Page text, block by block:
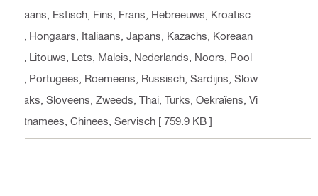
paans, Estisch, Fins, Frans, Hebreeuws, Kroatisc
h, Hongaars, Italiaans, Japans, Kazachs, Koreaan
s, Litouws, Lets, Maleis, Nederlands, Noors, Pool
s, Portugees, Roemeens, Russisch, Sardijns, Slow
aaks, Sloveens, Zweeds, Thai, Turks, Oekraïens, Vi
etnamees, Chinees, Servisch [ 759.9 KB ]